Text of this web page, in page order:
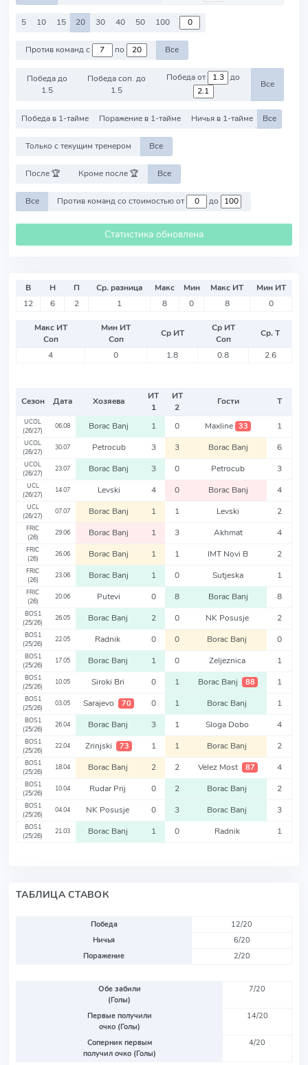
5 10 15 20 30 40 50 100
Против команд с по Все
Победа до
1.5
Победа соп. до
1.5
Победа от до
Все
Победа в 1-тайме Поражение в 1-тайме Ничья в 1-тайме Все
Только с текущим тренером Все
После 🏆 Кроме после 🏆 Все
Все Против команд со стоимостью от до
Статистика обновлена
В Н П Ср. разница Макс Мин Макс ИТ
Мин ИТ
12
6 2 1 8 0 8 0
Макс ИТ
Соп
Мин ИТ
Соп
Ср ИТ
Ср ИТ
Соп
Ср. Т
4
0 1.8 0.8 2.6
Сезон Дата Хозяева
ИТ
1
ИТ
2
Гости Т
UCOL
(26/27)
06.08 Borac Banj 1 0 Maxline 33 1
UCOL
(26/27)
30.07 Petrocub 3 3 Borac Banj 6
UCOL
(26/27)
23.07 Borac Banj 3 0 Petrocub 3
UCL
(26/27)
14.07 Levski 4 0 Borac Banj 4
UCL
(26/27)
07.07 Borac Banj 1 1 Levski 2
FRIC
(26)
29.06 Borac Banj 1 3 Akhmat 4
FRIC
(26)
26.06 Borac Banj 1 1 IMT Novi B 2
FRIC
(26)
23.06 Borac Banj 1 0 Sutjeska 1
FRIC
(26)
20.06 Putevi 0 8 Borac Banj 8
BOS1
(25/26)
26.05 Borac Banj 2 0 NK Posusje 2
BOS1
(25/26)
22.05 Radnik 0 0 Borac Banj 0
BOS1
(25/26)
17.05 Borac Banj 1 0 Zeljeznica 1
BOS1
(25/26)
10.05 Siroki Bri 0 1 Borac Banj 88 1
BOS1
(25/26)
03.05 Sarajevo 70 0 1 Borac Banj 1
BOS1
(25/26)
26.04 Borac Banj 3 1 Sloga Dobo 4
BOS1
(25/26)
22.04 Zrinjski 73 1 1 Borac Banj 2
BOS1
(25/26)
18.04 Borac Banj 2 2 Velez Most 87 4
BOS1
(25/26)
10.04 Rudar Prij 0 2 Borac Banj 2
BOS1
(25/26)
04.04 NK Posusje 0 3 Borac Banj 3
BOS1
(25/26)
21.03 Borac Banj 1 0 Radnik 1
ТАБЛИЦА СТАВОК
Победа
12/20
Ничья
6/20
Поражение
2/20
Обе забили
(Голы)
7/20
Первые получили
очко (Голы)
14/20
Соперник первым
получил очко (Голы)
4/20